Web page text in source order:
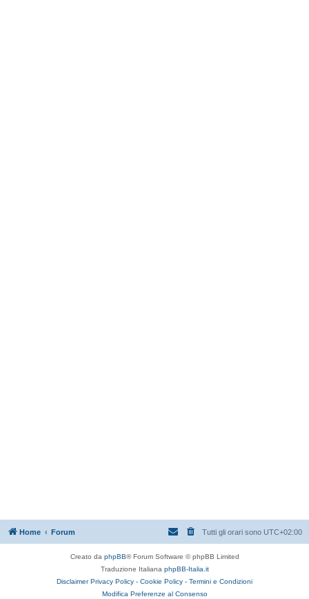
Home Forum Tutti gli orari sono UTC+02:00
Creato da phpBB® Forum Software © phpBB Limited
Traduzione Italiana phpBB-Italia.it
Disclaimer Privacy Policy - Cookie Policy - Termini e Condizioni
Modifica Preferenze al Consenso